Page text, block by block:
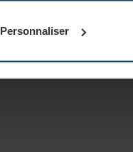
Personnaliser